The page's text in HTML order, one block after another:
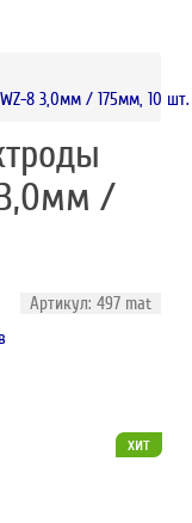
8 3,0мм / 175мм, 10 шт.
3,0мм /
Артикул: 497 mat
хит